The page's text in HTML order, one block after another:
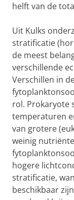
helft van de
Uit Kulks
stratificatie
de meest
verschillende
Verschillen in
rol. Prokaryote
temperaturen
van grotere
weinig
hogere
stratificatie,
beschikbaar